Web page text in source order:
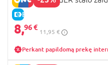
E-KAINA
8,96 €
11,95 €
Perkant papildomą prekę